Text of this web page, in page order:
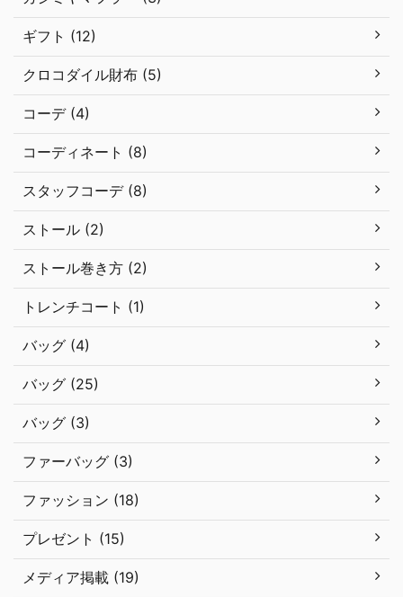
ギフト (12)
クロコダイル財布 (5)
コーデ (4)
コーディネート (8)
スタッフコーデ (8)
ストール (2)
ストール巻き方 (2)
トレンチコート (1)
バッグ (4)
バッグ (25)
バッグ (3)
ファーバッグ (3)
ファッション (18)
プレゼント (15)
メディア掲載 (19)